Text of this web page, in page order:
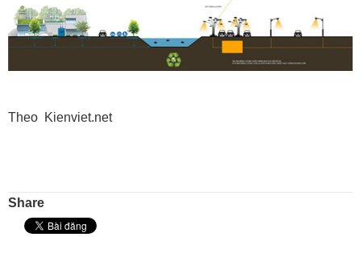
Theo Kienviet.net
Share